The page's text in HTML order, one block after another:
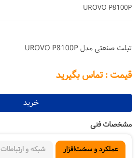
UROVO P8100P
تبلت صنعتی مدل UROVO P8100P
قیمت : تماس بگیرید
خرید
مشخصات فنی
عملکرد و سخت‌افزار
شبکه و ارتباطات